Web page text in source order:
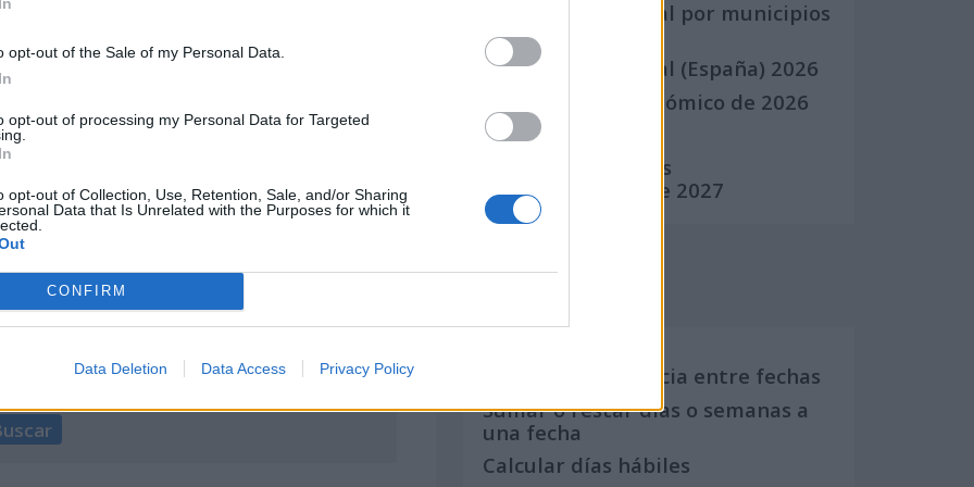
opt-out of the Sale of my Personal Data.
opt-out of processing my Personal Data for Targeted
opt-out of Collection, Use, Retention, Sale, and/or Sharing
Data that Is Unrelated with the Purposes for which it
CONFIRM
Data Deletion Data Access Privacy Policy
que tenía como función grabar y
con personas, en París (Francia),
de Rozier y el marqués d’Arlandes, un
y fundaron Colonia de Plymouth (actual
del Mayflower, el que se considera
Unidos, de 1787.
Calendario Laboral por municipios
(España)
Calendario Laboral (España) 2026
Calendario Astronómico de 2026
Calendario Lunar
Calendario de Días
Internacionales de 2027
Calcula la diferencia entre fechas
Sumar o restar días o semanas a
una fecha
Calcular días hábiles